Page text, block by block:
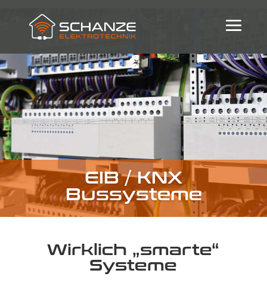
EIB / KNX
Bussysteme
Wirklich „smarte“
Systeme